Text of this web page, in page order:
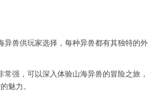
异兽供玩家选择，每种异兽都有其独特的外
常强，可以深入体验山海异兽的冒险之旅，
魅力。